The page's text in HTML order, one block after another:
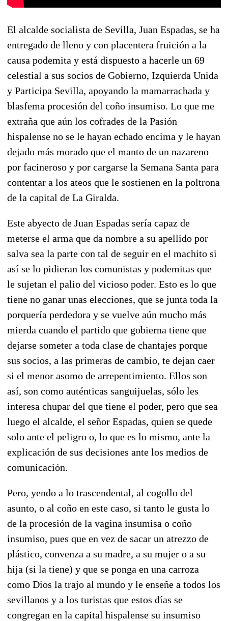
El alcalde socialista de Sevilla, Juan Espadas, se ha
entregado de lleno y con placentera fruición a la
causa podemita y está dispuesto a hacerle un 69
celestial a sus socios de Gobierno, Izquierda Unida
y Participa Sevilla, apoyando la mamarrachada y
blasfema procesión del coño insumiso. Lo que me
extraña que aún los cofrades de la Pasión
hispalense no se le hayan echado encima y le hayan
dejado más morado que el manto de un nazareno
por facineroso y por cargarse la Semana Santa para
contentar a los ateos que le sostienen en la poltrona
de la capital de La Giralda.
Este abyecto de Juan Espadas sería capaz de
meterse el arma que da nombre a su apellido por
salva sea la parte con tal de seguir en el machito si
así se lo pidieran los comunistas y podemitas que
le sujetan el palio del vicioso poder. Esto es lo que
tiene no ganar unas elecciones, que se junta toda la
porquería perdedora y se vuelve aún mucho más
mierda cuando el partido que gobierna tiene que
dejarse someter a toda clase de chantajes porque
sus socios, a las primeras de cambio, te dejan caer
si el menor asomo de arrepentimiento. Ellos son
así, son como auténticas sanguijuelas, sólo les
interesa chupar del que tiene el poder, pero que sea
luego el alcalde, el señor Espadas, quien se quede
solo ante el peligro o, lo que es lo mismo, ante la
explicación de sus decisiones ante los medios de
comunicación.
Pero, yendo a lo trascendental, al cogollo del
asunto, o al coño en este caso, si tanto le gusta lo
de la procesión de la vagina insumisa o coño
insumiso, pues que en vez de sacar un atrezzo de
plástico, convenza a su madre, a su mujer o a su
hija (si la tiene) y que se ponga en una carroza
como Dios la trajo al mundo y le enseñe a todos los
sevillanos y a los turistas que estos días se
congregan en la capital hispalense su insumiso